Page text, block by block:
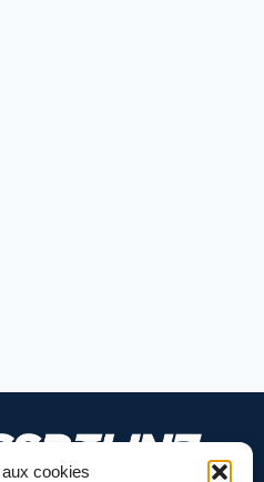
cookies